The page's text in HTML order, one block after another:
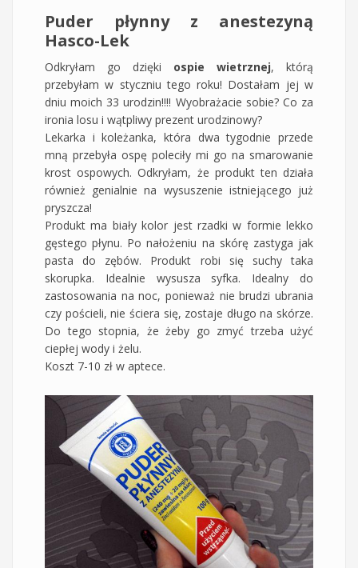
Puder płynny z anestezyną
Hasco-Lek
Odkryłam go dzięki ospie wietrznej, którą
przebyłam w styczniu tego roku! Dostałam jej w
dniu moich 33 urodzin!!!! Wyobrażacie sobie? Co za
ironia losu i wątpliwy prezent urodzinowy?
Lekarka i koleżanka, która dwa tygodnie przede
mną przebyła ospę poleciły mi go na smarowanie
krost ospowych. Odkryłam, że produkt ten działa
również genialnie na wysuszenie istniejącego już
pryszcza!
Produkt ma biały kolor jest rzadki w formie lekko
gęstego płynu. Po nałożeniu na skórę zastyga jak
pasta do zębów. Produkt robi się suchy taka
skorupka. Idealnie wysusza syfka. Idealny do
zastosowania na noc, ponieważ nie brudzi ubrania
czy pościeli, nie ściera się, zostaje długo na skórze.
Do tego stopnia, że żeby go zmyć trzeba użyć
ciepłej wody i żelu.
Koszt 7-10 zł w aptece.